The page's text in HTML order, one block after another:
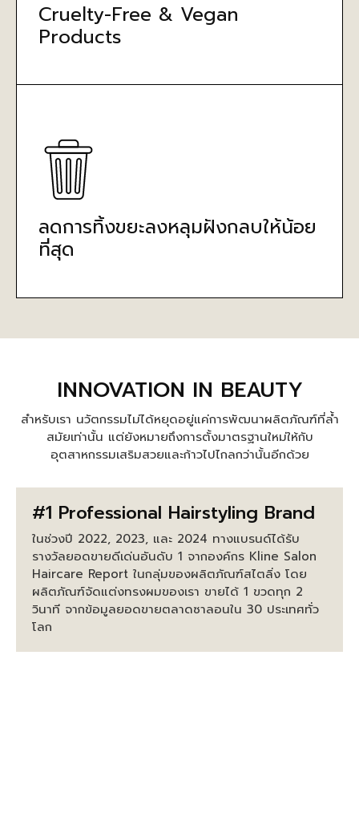
Cruelty-Free & Vegan
Products
ลดการทิ้งขยะลงหลุมฝังกลบให้น้อย
ที่สุด
INNOVATION IN BEAUTY
สำหรับเรา นวัตกรรมไม่ได้หยุดอยู่แค่การพัฒนาผลิตภัณฑ์ที่ล้ำ
สมัยเท่านั้น แต่ยังหมายถึงการตั้งมาตรฐานใหม่ให้กับ
อุตสาหกรรมเสริมสวยและก้าวไปไกลกว่านั้นอีกด้วย
#1 Professional Hairstyling Brand
ในช่วงปี 2022, 2023, และ 2024 ทางแบรนด์ได้รับ
รางวัลยอดขายดีเด่นอันดับ 1 จากองค์กร Kline Salon
Haircare Report ในกลุ่มของผลิตภัณฑ์สไตลิ่ง โดย
ผลิตภัณฑ์จัดแต่งทรงผมของเรา ขายได้ 1 ขวดทุก 2
วินาที จากข้อมูลยอดขายตลาดซาลอนใน 30 ประเทศทั่ว
โลก